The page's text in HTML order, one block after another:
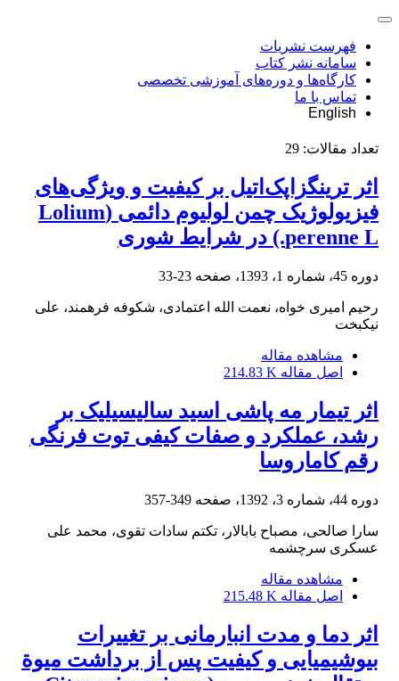
فهرست نشریات
سامانه نشر کتاب
کارگاه‌ها و دوره‌های آموزشی تخصصی
تماس با ما
English
تعداد مقالات: 29
اثر ترینگزاپک‌اتیل بر کیفیت و ویژگی‌های
فیزیولوژیک چمن لولیوم دائمی (Lolium
perenne L.) در شرایط شوری
دوره 45، شماره 1، 1393، صفحه 23-33
رحیم امیری خواه، نعمت الله اعتمادی، شکوفه فرهمند، علی
نیکبخت
مشاهده مقاله
اصل مقاله 214.83 K
اثر تیمار مه پاشی اسید سالیسیلیک بر
رشد، عملکرد و صفات کیفی توت فرنگی
رقم کاماروسا
دوره 44، شماره 3، 1392، صفحه 349-357
سارا صالحی، مصباح بابالار، تکتم سادات تقوی، محمد علی
عسکری سرچشمه
مشاهده مقاله
اصل مقاله 215.48 K
اثر دما و مدت انبارمانی بر تغییرات
بیوشیمیایی و کیفیت پس از برداشت میوة